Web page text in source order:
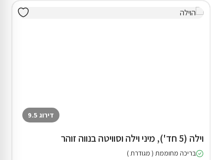
דירוג 9.5
וילה (5 חד'), מיני וילה וסוויטה בנווה זוהר
בריכה מחוממת ( מגודרת )